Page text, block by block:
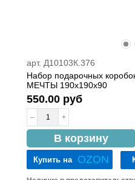
арт. Д10103К.376
Набор подарочных
МЕЧТЫ 190х190х90
550.00 руб
– +
В корзину
в наличии
Купить на OZON